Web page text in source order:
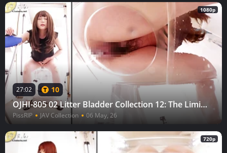
1080p
27:02 10
OJHI-805 02 Litter Bladder Collection 12: The Limit of Western-Style Buttocks Edition [Chapter Sales Available!]
PissRIP JAV Collection 06 May, 26
720p